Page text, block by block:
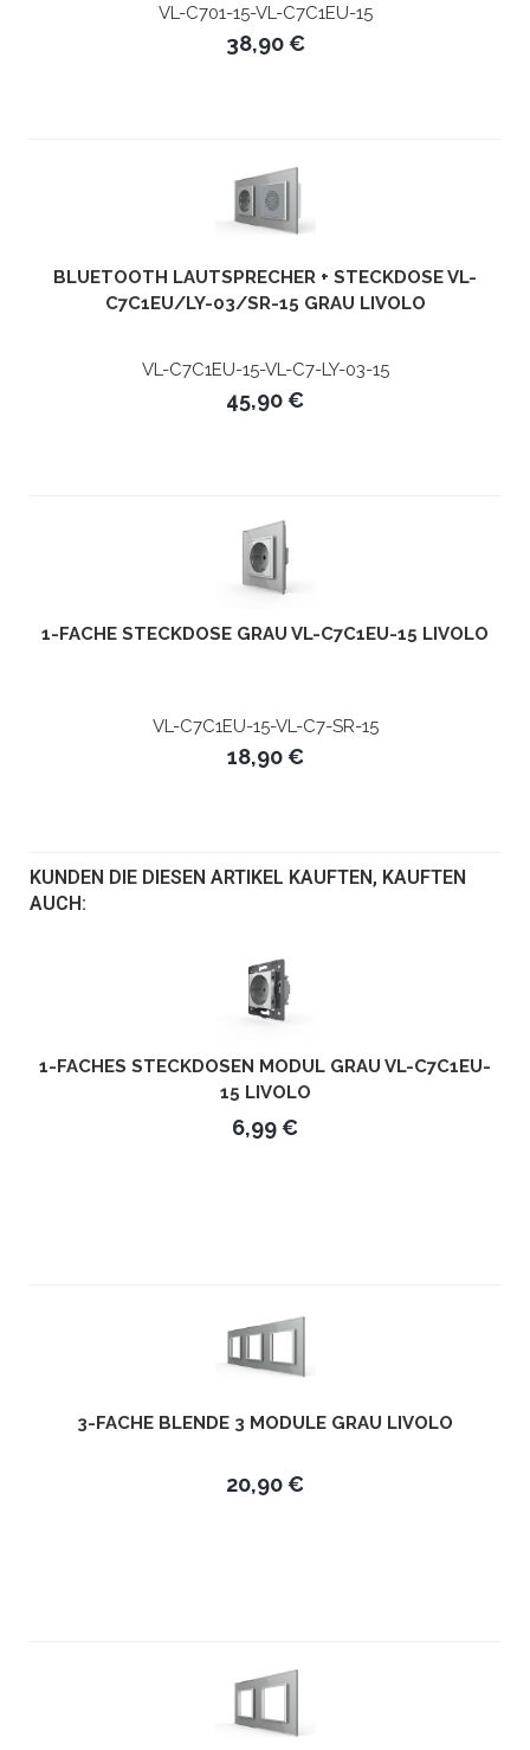
VL-C701-15-VL-C7C1EU-15
38,90 €
BLUETOOTH LAUTSPRECHER + STECKDOSE VL-
C7C1EU/LY-03/SR-15 GRAU LIVOLO
VL-C7C1EU-15-VL-C7-LY-03-15
45,90 €
1-FACHE STECKDOSE GRAU VL-C7C1EU-15 LIVOLO
VL-C7C1EU-15-VL-C7-SR-15
18,90 €
KUNDEN DIE DIESEN ARTIKEL KAUFTEN, KAUFTEN
AUCH:
1-FACHES STECKDOSEN MODUL GRAU VL-C7C1EU-
15 LIVOLO
6,99 €
3-FACHE BLENDE 3 MODULE GRAU LIVOLO
20,90 €